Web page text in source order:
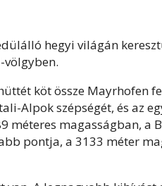
hegyi világán
köt össze Mayrhofen
Alpok szépségét, és az
méteres magasságban, a
pontja, a 3133 méter